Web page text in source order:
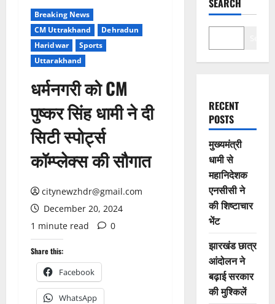
Breaking News
CM Uttrakhand
Dehradun
Haridwar
Sports
Uttarakhand
धर्मनगरी को CM
पुष्कर सिंह धामी ने दी
सिटी स्पोर्ट्स
कॉम्प्लेक्स की सौगात
citynewzhdr@gmail.com
December 20, 2024
1 minute read
0
Share this:
Facebook
WhatsApp
SEARCH
RECENT
POSTS
मुख्यमंत्री
धामी से
महानिदेशक
एनसीसी ने
की शिष्टाचार
भेंट
झारखंड छात्र
आंदोलन ने
बढ़ाई सरकार
की मुश्किलें